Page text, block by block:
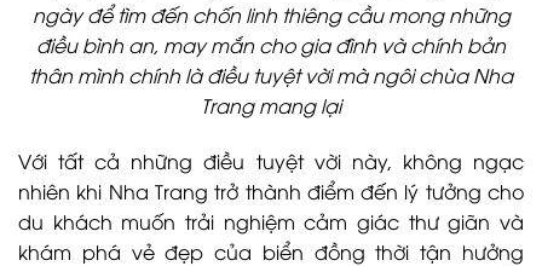
ngày để tìm đến chốn linh thiêng cầu mong những
điều bình an, may mắn cho gia đình và chính bản
thân mình chính là điều tuyệt vời mà ngôi chùa Nha
Trang mang lại
Với tất cả những điều tuyệt vời này, không ngạc
nhiên khi Nha Trang trở thành điểm đến lý tưởng cho
du khách muốn trải nghiệm cảm giác thư giãn và
khám phá vẻ đẹp của biển đồng thời tận hưởng